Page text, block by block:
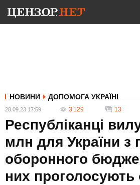
НОВИНИ ДОПОМОГА УКРАЇНІ
28.09.23 17:59 3 129 13
Республіканці
млн для України з
оборонного
них проголосують